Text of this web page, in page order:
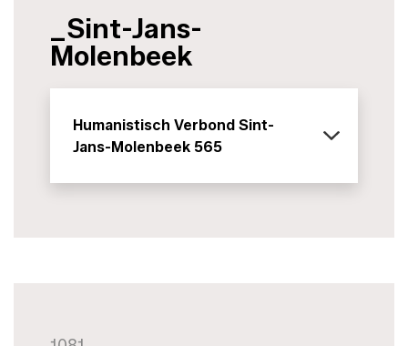
_Sint-Jans-
Molenbeek
Humanistisch Verbond Sint-
Jans-Molenbeek 565